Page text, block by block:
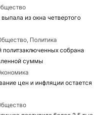
из окна четвертого
Политика
политзаключенных собрана
суммы
цен и инфляции остается